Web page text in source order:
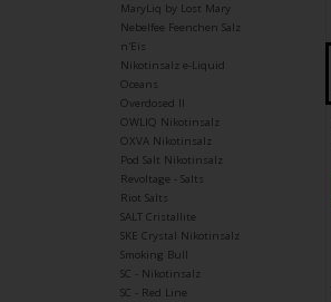
MaryLiq by Lost Mary
Nebelfee Feenchen Salz
n'Eis
Nikotinsalz e-Liquid
Oceans
Overdosed II
OWLIQ Nikotinsalz
OXVA Nikotinsalz
Pod Salt Nikotinsalz
Revoltage - Salts
Riot Salts
SALT Cristallite
SKE Crystal Nikotinsalz
Smoking Bull
SC - Nikotinsalz
SC - Red Line